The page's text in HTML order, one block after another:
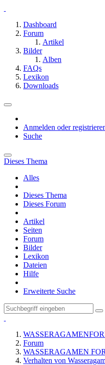
Dashboard
Forum
Artikel
Bilder
Alben
FAQs
Lexikon
Downloads
Anmelden oder
Suche
Dieses Thema
Alles
Dieses Thema
Dieses Forum
Artikel
Seiten
Forum
Bilder
Lexikon
Dateien
Hilfe
Erweiterte Suche
Forum
WASSERAGAMEN
Verhalten von